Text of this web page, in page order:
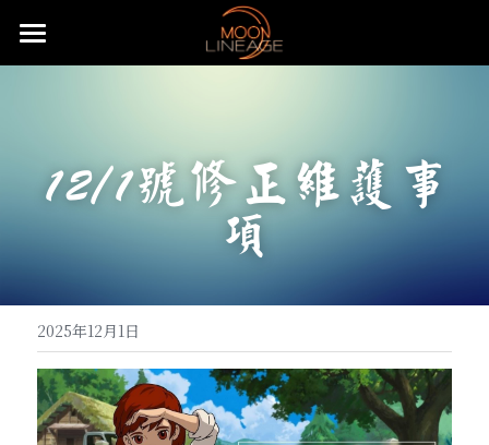
主頁
五大職業介紹
王族介紹
法師介紹
黑暗妖精介紹
洞穴地圖介紹
限時特殊地圖
血盟升級系統
血盟通關-屠龍副本
特殊狀態月畔氣息
強化系統介紹
防具附魔介紹
武器品質系統介紹
變身卡收集
變身卡合成
魔法娃娃收集
武器防具介紹
頭盔
手套
長靴
飾品介紹
麥斯特耳環
項鍊
怪物符文介紹
怪物符文
等級獎勵-職業符文介紹
無限大戰介紹
攻城戰
快速上手
遊戲理念與透明化的原則
遊戲基礎教學
特殊節慶型活動
開服衝等拿好禮活動
預先登記好禮多重送
全服日常公告事項
推文回報說明
直播回報說明
贊助說明
免責聲明
搜索
12/1號修正維護事
項
2025年12月1日